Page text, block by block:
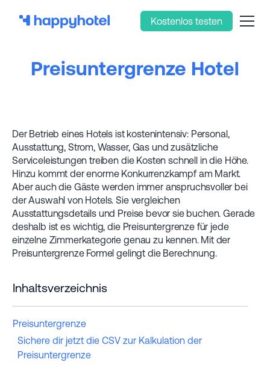
Kostenlos testen
Preisuntergrenze Hotel
Der Betrieb eines Hotels ist kostenintensiv: Personal,
Ausstattung, Strom, Wasser, Gas und zusätzliche
Serviceleistungen treiben die Kosten schnell in die Höhe.
Hinzu kommt der enorme Konkurrenzkampf am Markt.
Aber auch die Gäste werden immer anspruchsvoller bei
der Auswahl von Hotels. Sie vergleichen
Ausstattungsdetails und Preise bevor sie buchen. Gerade
deshalb ist es wichtig, die Preisuntergrenze für jede
einzelne Zimmerkategorie genau zu kennen. Mit der
Preisuntergrenze Formel gelingt die Berechnung.
Inhaltsverzeichnis
Preisuntergrenze
Sichere dir jetzt die CSV zur Kalkulation der
Preisuntergrenze